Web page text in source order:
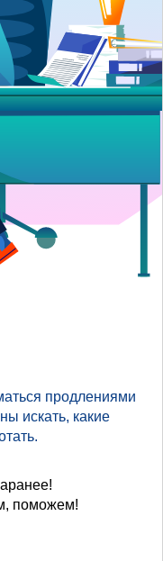
продлениями
искать, какие
поможем!